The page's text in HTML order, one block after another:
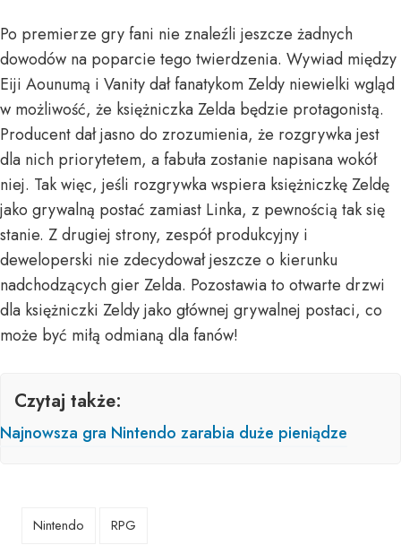
Po premierze gry fani nie znaleźli jeszcze żadnych
dowodów na poparcie tego twierdzenia. Wywiad między
Eiji Aounumą i Vanity dał fanatykom Zeldy niewielki wgląd
w możliwość, że księżniczka Zelda będzie protagonistą.
Producent dał jasno do zrozumienia, że rozgrywka jest
dla nich priorytetem, a fabuła zostanie napisana wokół
niej. Tak więc, jeśli rozgrywka wspiera księżniczkę Zeldę
jako grywalną postać zamiast Linka, z pewnością tak się
stanie. Z drugiej strony, zespół produkcyjny i
deweloperski nie zdecydował jeszcze o kierunku
nadchodzących gier Zelda. Pozostawia to otwarte drzwi
dla księżniczki Zeldy jako głównej grywalnej postaci, co
może być miłą odmianą dla fanów!
Czytaj także:
Najnowsza gra Nintendo zarabia duże pieniądze
Nintendo RPG